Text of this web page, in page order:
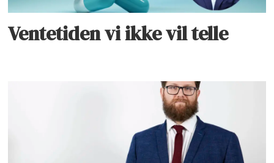
Ventetiden vi ikke vil telle